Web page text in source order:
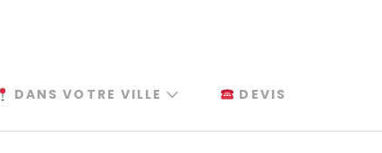
DANS VOTRE VILLE DEVIS